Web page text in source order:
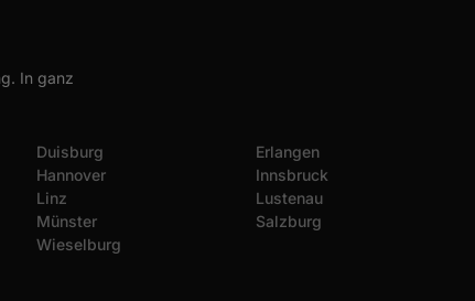
In ganz
Duisburg
Hannover
Linz
Münster
Wieselburg
Erlangen
Innsbruck
Lustenau
Salzburg